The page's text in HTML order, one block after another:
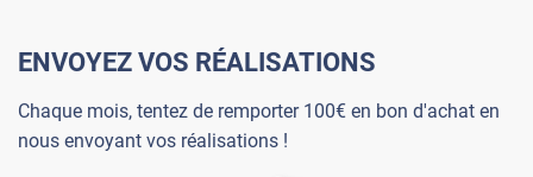
ENVOYEZ VOS RÉALISATIONS
Chaque mois, tentez de remporter 100€ en bon d'achat en
nous envoyant vos réalisations !